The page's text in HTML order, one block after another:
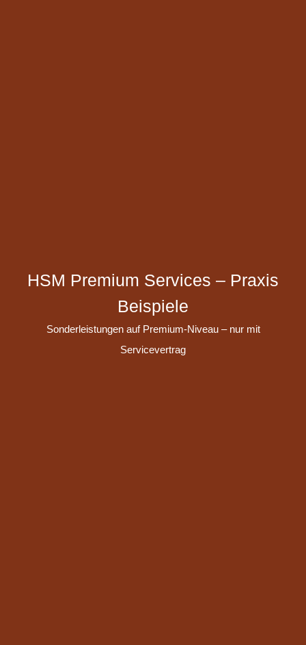
HSM Premium Services – Praxis
Beispiele
Sonderleistungen auf Premium-Niveau – nur mit
Servicevertrag